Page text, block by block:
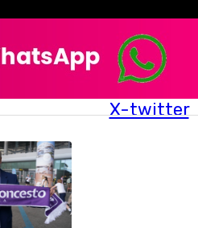
X-twitter